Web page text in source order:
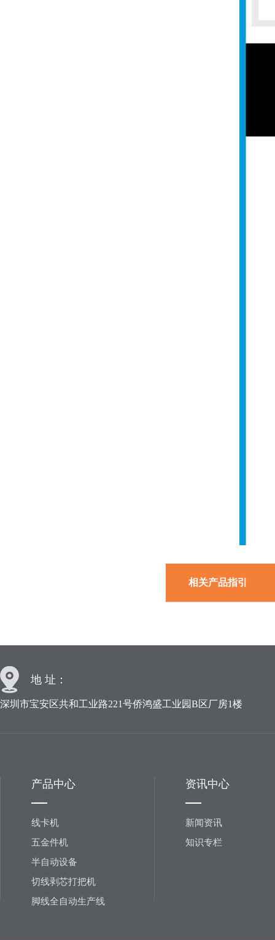
相关产品指引
地 址：
深圳市宝安区共和工业路221号侨鸿盛工业园B区厂房1楼
产品中心
线卡机
五金件机
半自动设备
切线剥芯打把机
脚线全自动生产线
资讯中心
新闻资讯
知识专栏